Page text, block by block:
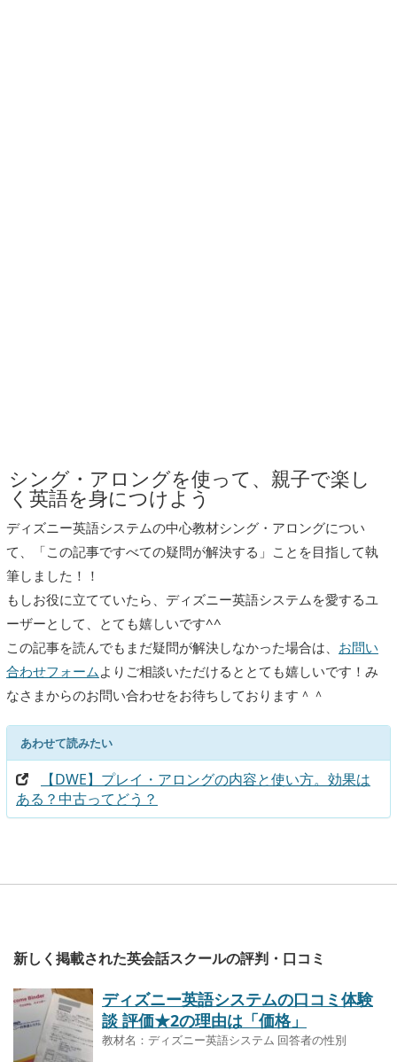
シング・アロングを使って、親子で楽し
く英語を身につけよう
ディズニー英語システムの中心教材シング・アロングについ
て、「この記事ですべての疑問が解決する」ことを目指して執
筆しました！！
もしお役に立てていたら、ディズニー英語システムを愛するユ
ーザーとして、とても嬉しいです^^
この記事を読んでもまだ疑問が解決しなかった場合は、 お問い
合わせフォームよりご相談いただけるととても嬉しいです！み
なさまからのお問い合わせをお待ちしております＾＾
あわせて読みたい
【DWE】プレイ・アロングの内容と使い方。効果は
ある？中古ってどう？
新しく掲載された英会話スクールの評判・口コミ
ディズニー英語システムの口コミ体験
談 評価★2の理由は「価格」
教材名：ディズニー英語システム 回答者の性別